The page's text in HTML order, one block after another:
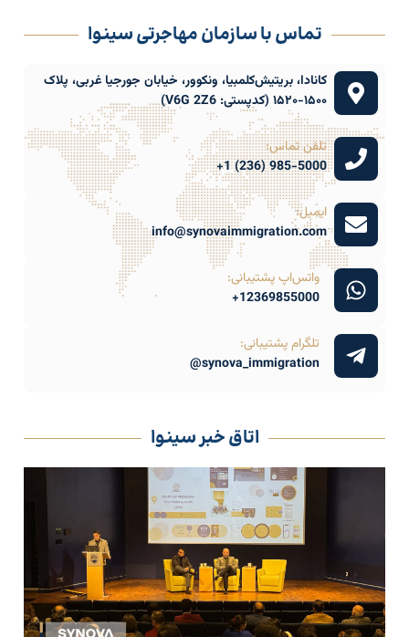
تماس با سازمان مهاجرتی سینوا
کانادا، بریتیش‌کلمبیا، ونکوور، خیابان جورجیا غربی، پلاک
۱۵۰۰-۱۵۲۰ (کدپستی: V6G 2Z6)
تلفن تماس:
985-5000 (236) 1+
ایمیل:
info@synovaimmigration.com
واتس‌اپ پشتیبانی:
12369855000+
تلگرام پشتیبانی:
synova_immigration@
اتاق خبر سینوا